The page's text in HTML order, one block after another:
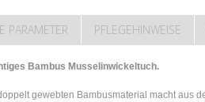
PARAMETER PFLEGEHINWEISE
Bambus Musselinwickeltuch.
gewebten Bambusmaterial macht aus